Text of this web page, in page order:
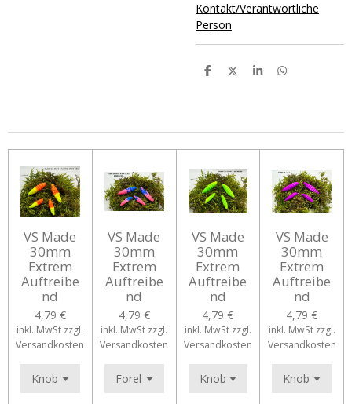
Kontakt/Verantwortliche
Person
T
n
T
n
T
n
T
n
VS Made
30mm
Extrem
Auftreibe
nd
4,79 €
inkl. MwSt zzgl.
Versandkosten
VS Made
30mm
Extrem
Auftreibe
nd
4,79 €
inkl. MwSt zzgl.
Versandkosten
VS Made
30mm
Extrem
Auftreibe
nd
4,79 €
inkl. MwSt zzgl.
Versandkosten
VS Made
30mm
Extrem
Auftreibe
nd
4,79 €
inkl. MwSt zzgl.
Versandkosten